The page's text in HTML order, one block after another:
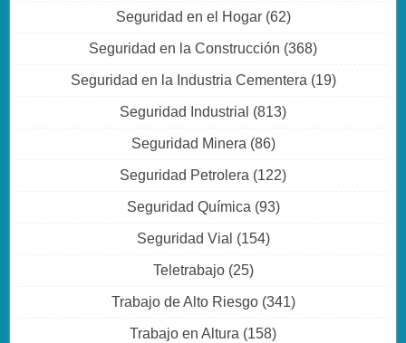
Seguridad en el Hogar(62)
Seguridad en la Construcción (368)
Seguridad en la Industria Cementera (19)
Seguridad Industrial (813)
Seguridad Minera (86)
Seguridad Petrolera (122)
Seguridad Química (93)
Seguridad Vial (154)
Teletrabajo(25)
Trabajo de Alto Riesgo(341)
Trabajo en Altura (158)